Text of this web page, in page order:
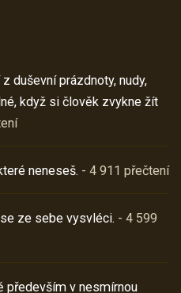
duševní prázdnoty, nudy,
když si člověk zvykne žít
neneseš. - 4 911 přečtení
ze sebe vysvléci. - 4 599
především v nesmírnou